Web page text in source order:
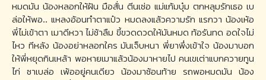
หมดมัน น้องหลอกให้ฝัน มือสั่น ตีนเซ่อ แม่แก้มบุ๋ม ตกหลุมรักเธอ เบ
ล่อให้พอ.. แหลงอ้อนทำตาแป๋ว หมดลงแล้วความรัก แรกวา น้องเห้อ
พี่ไม่เข้าตา เมาดีหวา ไม่ช้าลืม ขี้ขวดดวดให้มันหมด ท้อรันทด อดใจไม่
ไหว ทีหลัง น้องอย่าหลอกใคร มันเจ็บหนา พี่ยาพึ่งเข้าใจ น้องมาบอก
ให้พี่หยุดกินเหล้า พอหายเมาแล้วน้องมาหายไป คนเขเต่าแบกควายทูน
ไก่ ซาเบล่อ เพ้ออยู่คนเดียว น้องมาซ้อนท้าย รถพอหมดมัน น้อง